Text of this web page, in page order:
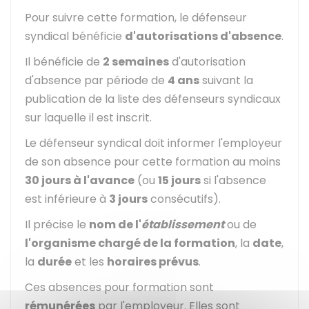
Pour suivre cette formation, le défenseur
syndical bénéficie d'autorisations d'absence.
Il bénéficie de 2 semainesd'autorisation
d'absence par période de 4 anssuivant la
publication de la liste des défenseurs syndicaux
sur laquelle il est inscrit.
Le défenseur syndical doit informer l'employeur
de son absence pour cette formation au moins
30 jours à l'avance (ou 15 jourssi l'absence
est inférieure à 3 joursconsécutifs).
Il précise le nom de l'établissementou de
l'organisme chargé de la formation, la date,
la duréeet les horaires prévus.
Ces absences pour formation sont